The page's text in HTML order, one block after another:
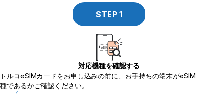
STEP 1
対応機種を確認する
トルコeSIMカードをお申し込みの前に、お手持ちの端末がeSIM対応機
種であるかご確認ください。